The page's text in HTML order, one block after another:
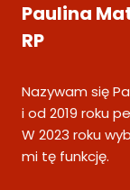
Paulina
RP
Nazywam się
i od 2019 roku
W 2023 roku
mi tę funkcję.